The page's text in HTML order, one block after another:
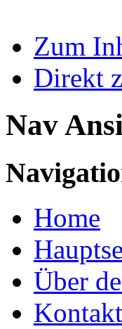
Zum
Direkt
Nav
Home
Über
Kontakt